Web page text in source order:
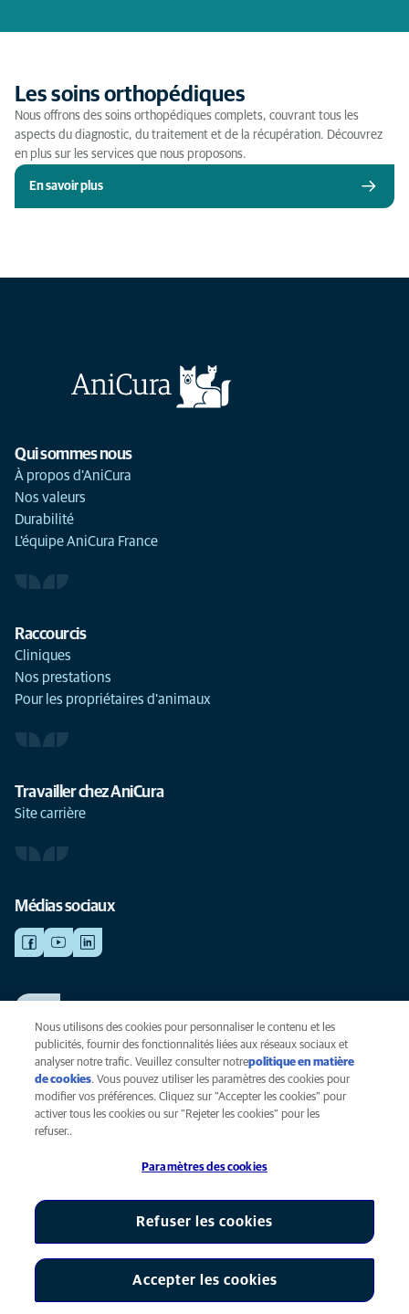
Les soins orthopédiques
Nous offrons des soins orthopédiques complets, couvrant tous les
aspects du diagnostic, du traitement et de la récupération. Découvrez
en plus sur les services que nous proposons.
En savoir plus
Qui sommes nous
À propos d'AniCura
Nos valeurs
Durabilité
L'équipe AniCura France
Raccourcis
Cliniques
Nos prestations
Pour les propriétaires d'animaux
Travailler chez AniCura
Site carrière
Médias sociaux
Voir nos offres d'emploi
Vie privée
Légal
Cookies
AniCura est une filiale de Mars, Inc © 2026
Paramètres des cookies
Nous utilisons des cookies pour personnaliser le contenu et les
publicités, fournir des fonctionnalités liées aux réseaux sociaux et
analyser notre trafic. Veuillez consulter notrepolitique en matière
de cookies(opens in a new tab)
. Vous pouvez utiliser les paramètres des cookies pour
modifier vos préférences. Cliquez sur "Accepter les cookies" pour
activer tous les cookies ou sur "Rejeter les cookies" pour les
refuser..
Paramètres des cookies
Refuser les cookies
Accepter les cookies